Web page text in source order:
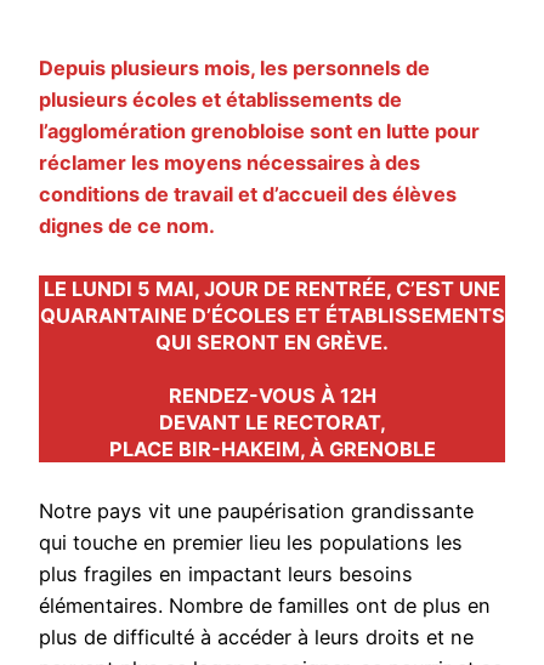
Depuis plusieurs mois, les personnels de
plusieurs écoles et établissements de
l’agglomération grenobloise sont en lutte pour
réclamer les moyens nécessaires à des
conditions de travail et d’accueil des élèves
dignes de ce nom.
LE LUNDI 5 MAI, JOUR DE RENTRÉE, C’EST UNE
QUARANTAINE D’ÉCOLES ET ÉTABLISSEMENTS
QUI SERONT EN GRÈVE.
RENDEZ-VOUS À 12H
DEVANT LE RECTORAT,
PLACE BIR-HAKEIM, À GRENOBLE
Notre pays vit une paupérisation grandissante
qui touche en premier lieu les populations les
plus fragiles en impactant leurs besoins
élémentaires. Nombre de familles ont de plus en
plus de difficulté à accéder à leurs droits et ne